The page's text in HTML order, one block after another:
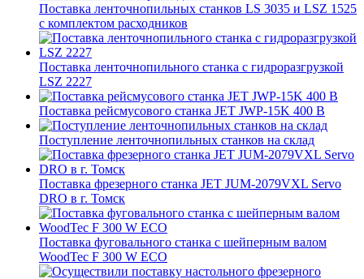
Поставка ленточнопильных станков LS 3035 и LSZ 1525
с комплектом расходников
Поставка ленточнопильного станка c гидроразгрузкой
LSZ 2227
Поставка рейсмусового станка JET JWP-15K 400 В
Поступление ленточнопильных станков на склад
Поставка фрезерного станка JET JUM-2079VXL Servo
DRO в г. Томск
Поставка фуговального станка с шейперным валом
WoodTec F 300 W ECO